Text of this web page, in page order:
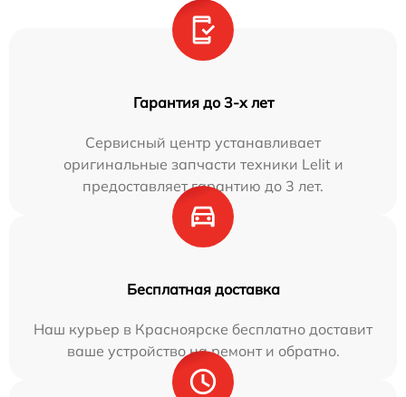
Гарантия до 3-х лет
Сервисный центр устанавливает
оригинальные запчасти техники Lelit и
предоставляет гарантию до 3 лет.
Бесплатная доставка
Наш курьер в Красноярске бесплатно доставит
ваше устройство на ремонт и обратно.